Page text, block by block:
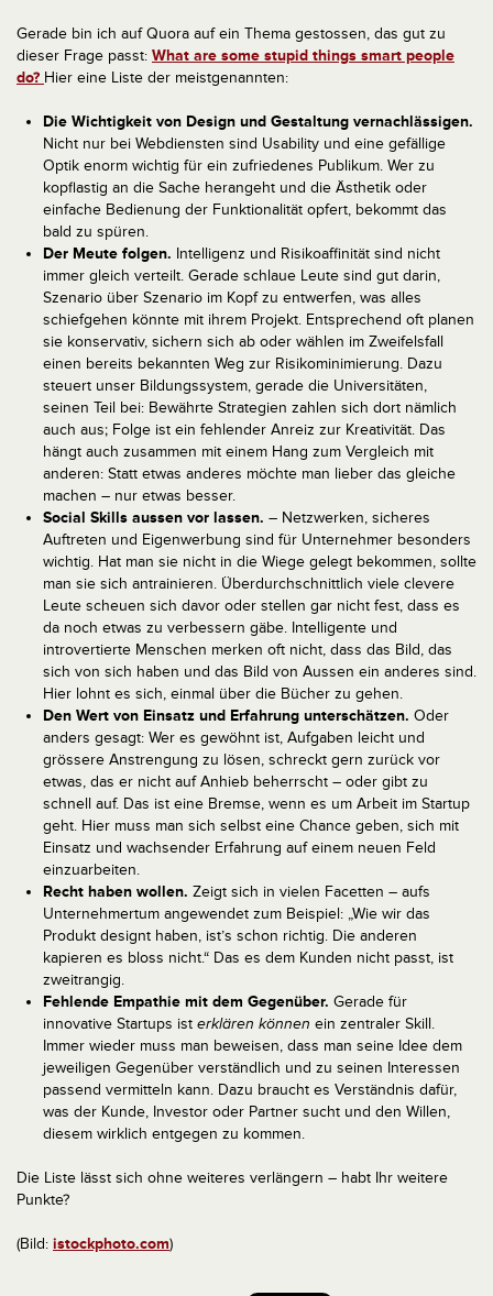
Gerade bin ich auf Quora auf ein Thema gestossen, das gut zu
dieser Frage passt: What are some stupid things smart people
do? Hier eine Liste der meistgenannten:
Die Wichtigkeit von Design und Gestaltung vernachlässigen.
Nicht nur bei Webdiensten sind Usability und eine gefällige
Optik enorm wichtig für ein zufriedenes Publikum. Wer zu
kopflastig an die Sache herangeht und die Ästhetik oder
einfache Bedienung der Funktionalität opfert, bekommt das
bald zu spüren.
Der Meute folgen. Intelligenz und Risikoaffinität sind nicht
immer gleich verteilt. Gerade schlaue Leute sind gut darin,
Szenario über Szenario im Kopf zu entwerfen, was alles
schiefgehen könnte mit ihrem Projekt. Entsprechend oft planen
sie konservativ, sichern sich ab oder wählen im Zweifelsfall
einen bereits bekannten Weg zur Risikominimierung. Dazu
steuert unser Bildungssystem, gerade die Universitäten,
seinen Teil bei: Bewährte Strategien zahlen sich dort nämlich
auch aus; Folge ist ein fehlender Anreiz zur Kreativität. Das
hängt auch zusammen mit einem Hang zum Vergleich mit
anderen: Statt etwas anderes möchte man lieber das gleiche
machen – nur etwas besser.
Social Skills aussen vor lassen. – Netzwerken, sicheres
Auftreten und Eigenwerbung sind für Unternehmer besonders
wichtig. Hat man sie nicht in die Wiege gelegt bekommen, sollte
man sie sich antrainieren. Überdurchschnittlich viele clevere
Leute scheuen sich davor oder stellen gar nicht fest, dass es
da noch etwas zu verbessern gäbe. Intelligente und
introvertierte Menschen merken oft nicht, dass das Bild, das
sich von sich haben und das Bild von Aussen ein anderes sind.
Hier lohnt es sich, einmal über die Bücher zu gehen.
Den Wert von Einsatz und Erfahrung unterschätzen. Oder
anders gesagt: Wer es gewöhnt ist, Aufgaben leicht und
grössere Anstrengung zu lösen, schreckt gern zurück vor
etwas, das er nicht auf Anhieb beherrscht – oder gibt zu
schnell auf. Das ist eine Bremse, wenn es um Arbeit im Startup
geht. Hier muss man sich selbst eine Chance geben, sich mit
Einsatz und wachsender Erfahrung auf einem neuen Feld
einzuarbeiten.
Recht haben wollen. Zeigt sich in vielen Facetten – aufs
Unternehmertum angewendet zum Beispiel: „Wie wir das
Produkt designt haben, ist’s schon richtig. Die anderen
kapieren es bloss nicht.“ Das es dem Kunden nicht passt, ist
zweitrangig.
Fehlende Empathie mit dem Gegenüber. Gerade für
innovative Startups ist erklären können ein zentraler Skill.
Immer wieder muss man beweisen, dass man seine Idee dem
jeweiligen Gegenüber verständlich und zu seinen Interessen
passend vermitteln kann. Dazu braucht es Verständnis dafür,
was der Kunde, Investor oder Partner sucht und den Willen,
diesem wirklich entgegen zu kommen.
Die Liste lässt sich ohne weiteres verlängern – habt Ihr weitere
Punkte?
(Bild: istockphoto.com)